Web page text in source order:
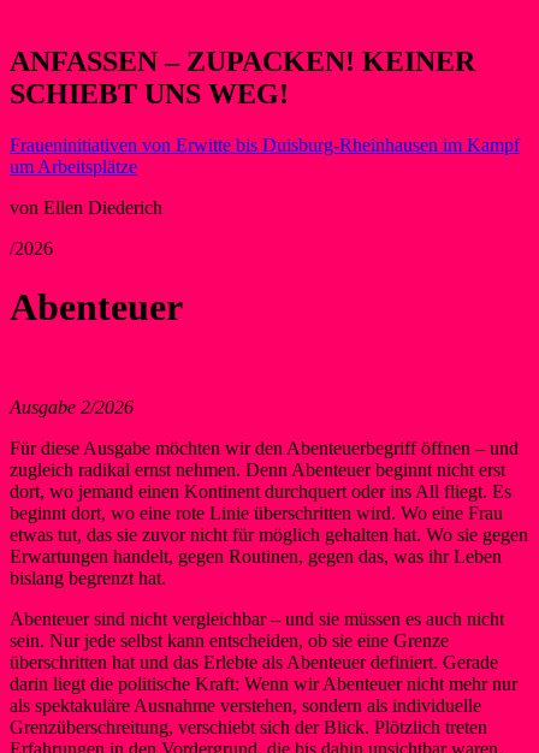
ANFASSEN – ZUPACKEN! KEINER
SCHIEBT UNS WEG!
Fraueninitiativen von Erwitte bis Duisburg-Rheinhausen im Kampf
um Arbeitsplätze
von Ellen Diederich
/2026
Abenteuer
Ausgabe 2/2026
Für diese Ausgabe möchten wir den Abenteuerbegriff öffnen – und
zugleich radikal ernst nehmen. Denn Abenteuer beginnt nicht erst
dort, wo jemand einen Kontinent durchquert oder ins All fliegt. Es
beginnt dort, wo eine rote Linie überschritten wird. Wo eine Frau
etwas tut, das sie zuvor nicht für möglich gehalten hat. Wo sie gegen
Erwartungen handelt, gegen Routinen, gegen das, was ihr Leben
bislang begrenzt hat.
Abenteuer sind nicht vergleichbar – und sie müssen es auch nicht
sein. Nur jede selbst kann entscheiden, ob sie eine Grenze
überschritten hat und das Erlebte als Abenteuer definiert. Gerade
darin liegt die politische Kraft: Wenn wir Abenteuer nicht mehr nur
als spektakuläre Ausnahme verstehen, sondern als individuelle
Grenzüberschreitung, verschiebt sich der Blick. Plötzlich treten
Erfahrungen in den Vordergrund, die bis dahin unsichtbar waren.